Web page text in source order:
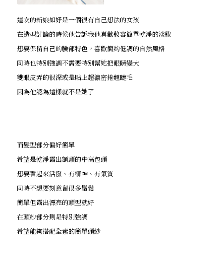
這次的新娘如妤是一個很有自己想法的女孩
在造型討論的時候他告訴我他喜歡妝容簡單乾淨的淡妝
想要保留自己的臉部特色，喜歡簡約低調的自然風格
同時也特別強調不需要特別幫她把眼睛變大
雙眼皮弄的很深或是貼上超濃密捲翹睫毛
因為他認為這樣就不是她了
而髮型部分偏好簡單
希望是乾淨露出額頭的中高包頭
想要看起來活潑、有精神、有氣質
同時不想要刻意留很多鬚鬚
簡單但露出漂亮的頭型就好
在頭紗部分則是特別強調
希望能夠搭配全素的簡單頭紗